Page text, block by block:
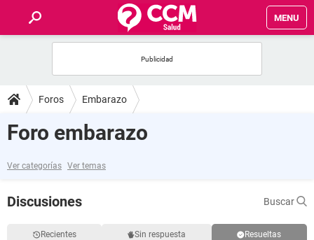
MENU
FOROS
SALUD
FAMILIA
NUTRICIÓN
BIENESTAR
Foros Embarazo
Foro embarazo
Ver categorías Ver temas
Discusiones Buscar
Recientes Sin respuesta Resueltas